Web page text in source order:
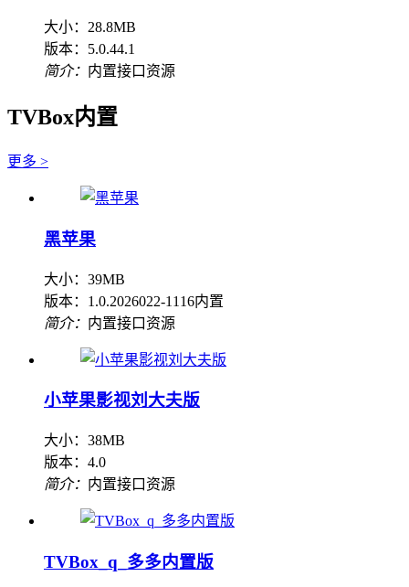
大小：28.8MB
版本：5.0.44.1
简介： 内置接口资源
TVBox内置
更多 >
黑苹果
大小：39MB
版本：1.0.2026022-1116内置
简介： 内置接口资源
小苹果影视刘大夫版
大小：38MB
版本：4.0
简介： 内置接口资源
TVBox_q_多多内置版